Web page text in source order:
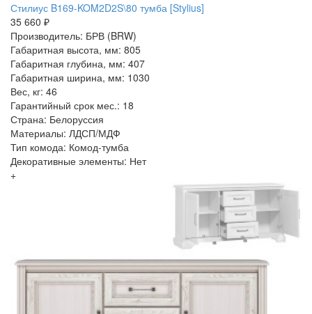
Стилиус B169-KOM2D2S\80 тумба [Stylius]
35 660 ₽
Производитель: БРВ (BRW)
Габаритная высота, мм: 805
Габаритная глубина, мм: 407
Габаритная ширина, мм: 1030
Вес, кг: 46
Гарантийный срок мес.: 18
Страна: Белоруссия
Материалы: ЛДСП/МДФ
Тип комода: Комод-тумба
Декоративные элементы: Нет
+